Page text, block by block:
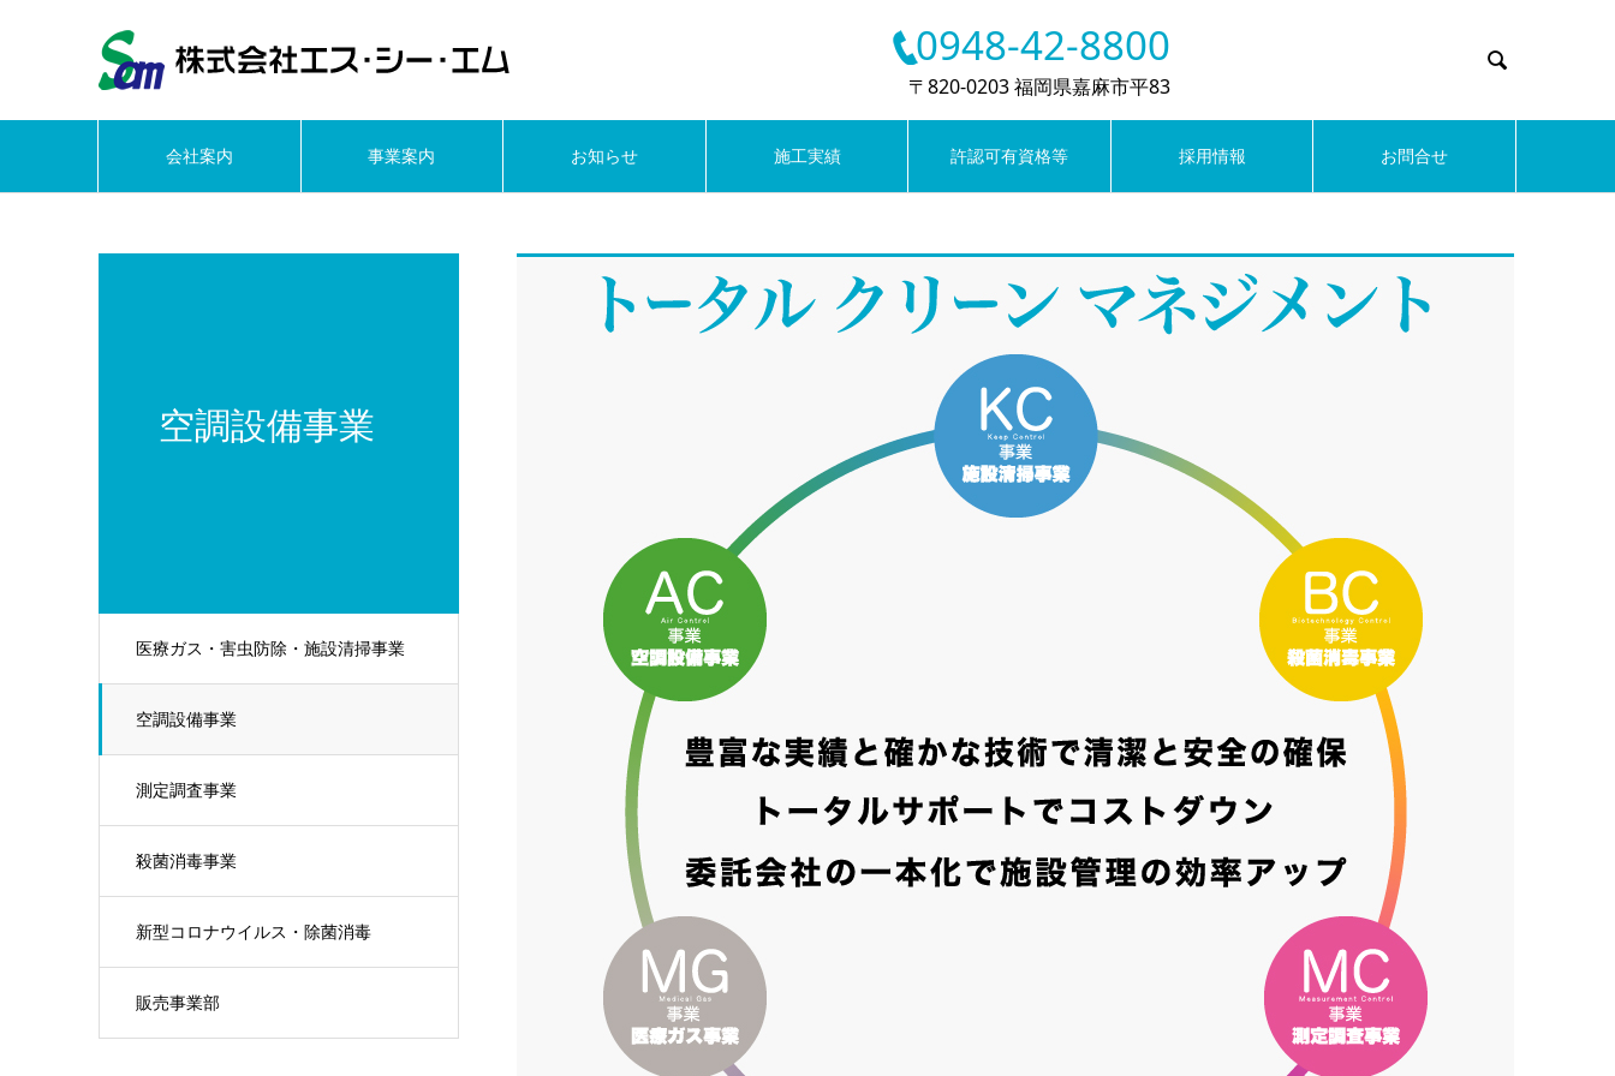
0948-42-8800
〒820-0203 福岡県嘉麻市平83

会社案内 事業案内 お知らせ 施工実績 許認可有資格等 採用情報 お問合せ
空調設備事業
医療ガス・害虫防除・施設清掃事業
空調設備事業
測定調査事業
殺菌消毒事業
新型コロナウイルス・除菌消毒
販売事業部